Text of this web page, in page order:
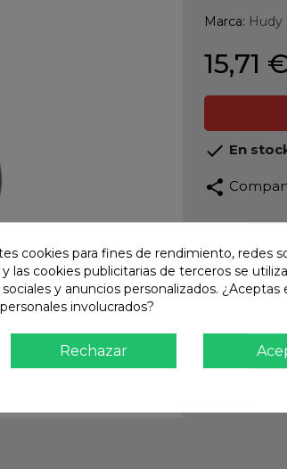
Marca: Hudy
15,71 €
 En
share
Envío
Pago
Te
cookies para fines de rendimiento, redes
las cookies publicitarias de terceros se
y anuncios personalizados. ¿Aceptas
involucrados?
Rechazar